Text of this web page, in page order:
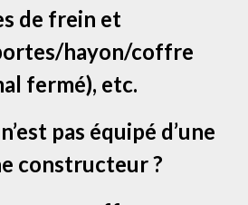
de frein et
hayon/coffre
fermé), etc.
pas équipé d’une
constructeur ?